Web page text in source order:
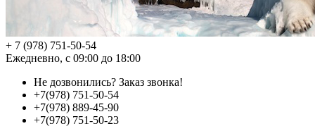
+ 7 (978) 751-50-54
Ежедневно, с 09:00 до 18:00
Не дозвонились? Заказ звонка!
+7(978) 751-50-54
+7(978) 889-45-90
+7(978) 751-50-23